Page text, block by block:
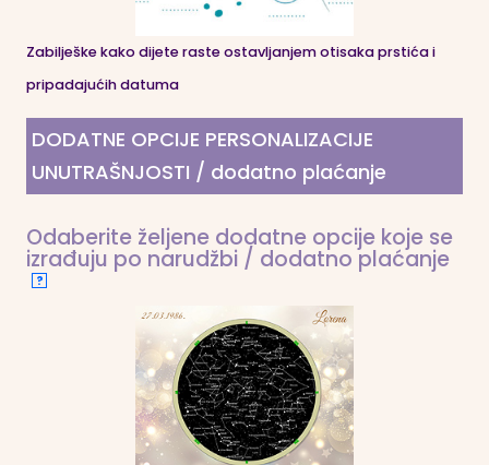
Zabilješke kako dijete raste ostavljanjem otisaka prstića i
pripadajućih datuma
DODATNE OPCIJE PERSONALIZACIJE
UNUTRAŠNJOSTI / dodatno plaćanje
Odaberite željene dodatne opcije koje se
izrađuju po narudžbi / dodatno plaćanje
?